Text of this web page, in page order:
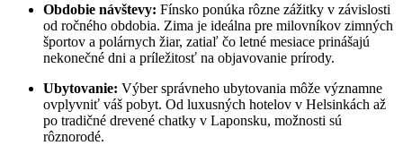
Obdobie návštevy: Fínsko ponúka rôzne zážitky v závislosti
od ročného obdobia. Zima je ideálna pre milovníkov zimných
športov a polárnych žiar, zatiaľ čo letné mesiace prinášajú
nekonečné dni a príležitosť na objavovanie prírody.
Ubytovanie: Výber správneho ubytovania môže významne
ovplyvniť váš pobyt. Od luxusných hotelov v Helsinkách až
po tradičné drevené chatky v Laponsku, možnosti sú
rôznorodé.